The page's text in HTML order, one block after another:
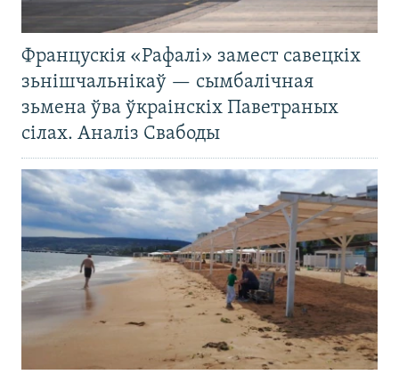
Францускія «Рафалі» замест савецкіх
зьнішчальнікаў — сымбалічная
зьмена ўва ўкраінскіх Паветраных
сілах. Аналіз Свабоды